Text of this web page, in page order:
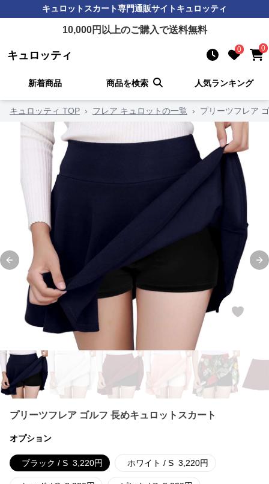
キュロットスカート専門通販サイトキュロッティ
10,000円以上のご購入で送料無料
キュロッティ 0 0
新着商品 商品を検索 人気ランキング
キュロッティ TOP › フレア キュロットの一覧 › プリーツフレア
Previous slide
プリーツフレア ゴルフ 長めキュロットスカート
オプション
ブラック / S 3,220円 ホワイト / S 3,220円